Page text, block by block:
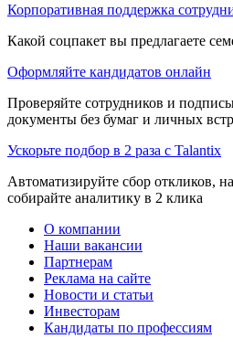
Корпоративная поддержка
Какой соцпакет вы предлагаете
Оформляйте кандидатов онлайн
Проверяйте сотрудников и
документы без бумаг и личных
Ускорьте подбор в 2 раза с Talantix
Автоматизируйте сбор откликов,
собирайте аналитику в 2 клика
О компании
Наши вакансии
Партнерам
Реклама на сайте
Новости и статьи
Инвесторам
Кандидаты по профессиям